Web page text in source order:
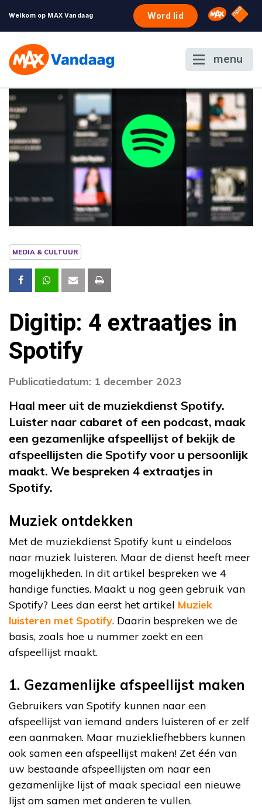
Welkom op MAX Vandaag Word lid Omroep
NPO
menu
MEDIA & CULTUUR
Digitip: 4 extraatjes in
Spotify
Publicatiedatum: 1 december 2023
Haal meer uit de muziekdienst Spotify.
Luister naar cabaret of een podcast, maak
een gezamenlijke afspeellijst of bekijk de
afspeellijsten die Spotify voor u persoonlijk
maakt. We bespreken 4 extraatjes in
Spotify.
Muziek ontdekken
Met de muziekdienst Spotify kunt u eindeloos
naar muziek luisteren. Maar de dienst heeft meer
mogelijkheden. In dit artikel bespreken we 4
handige functies. Maakt u nog geen gebruik van
Spotify? Lees dan eerst het artikel Muziek
luisteren met Spotify. Daarin bespreken we de
basis, zoals hoe u nummer zoekt en een
afspeellijst maakt.
1. Gezamenlijke afspeellijst maken
Gebruikers van Spotify kunnen naar een
afspeellijst van iemand anders luisteren of er zelf
een aanmaken. Maar muziekliefhebbers kunnen
ook samen een afspeellijst maken! Zet één van
uw bestaande afspeellijsten om naar een
gezamenlijke lijst of maak speciaal een nieuwe
lijst om samen met anderen te vullen.